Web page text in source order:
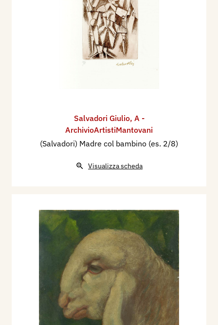
Salvadori Giulio, A -
ArchivioArtistiMantovani
(Salvadori) Madre col bambino (es. 2/8)
Visualizza scheda